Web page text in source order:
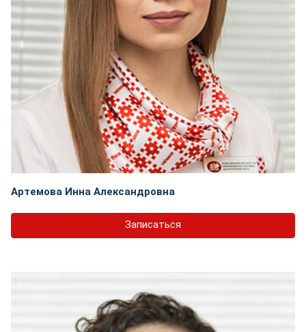
Артемова Инна Александровна
Записаться